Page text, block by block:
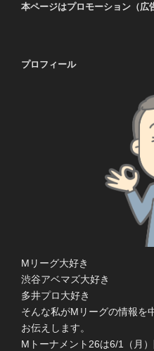
本ページはプロモーション（広
プロフィール
Mリーグ大好き
渋谷アベマズ大好き
多井プロ大好き
そんな私がMリーグの情報を
お伝えします。
Mトーナメント26は6/1（月）